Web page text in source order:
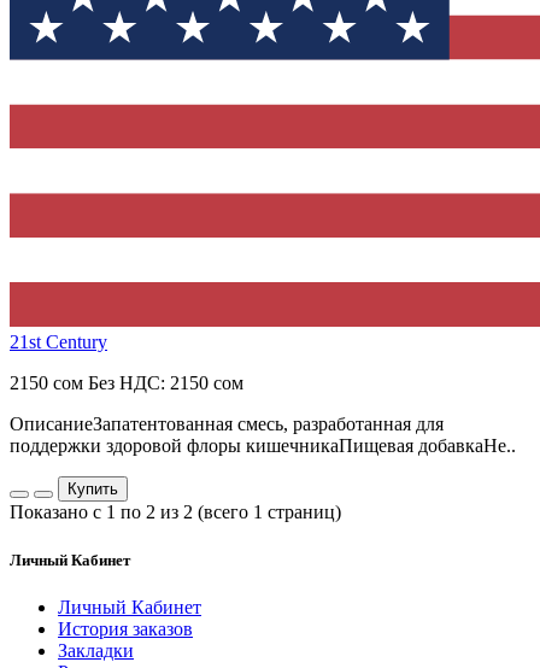
21st Century
2150 сом Без НДС: 2150 сом
ОписаниеЗапатентованная смесь, разработанная для
поддержки здоровой флоры кишечникаПищевая добавкаНе..
Купить
Показано с 1 по 2 из 2 (всего 1 страниц)
Личный Кабинет
Личный Кабинет
История заказов
Закладки